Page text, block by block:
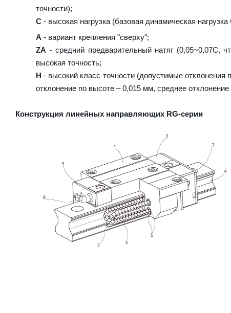
точности);
C - высокая нагрузка (базовая динамическая
A - вариант крепления "сверху";
ZA - средний предварительный натяг (0,05~0,07C,
высокая точность;
H - высокий класс точности (допустимые
отклонение по высоте – 0,015 мм, среднее
Конструкция линейных направляющих RG-серии